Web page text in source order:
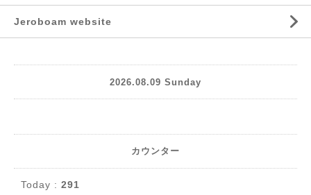
Jeroboam website
2026.08.09 Sunday
カウンター
Today : 291